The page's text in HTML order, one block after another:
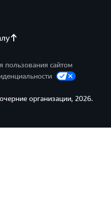
пользования сайтом
организации, 2026.